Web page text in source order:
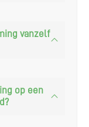
vanzelf
op een